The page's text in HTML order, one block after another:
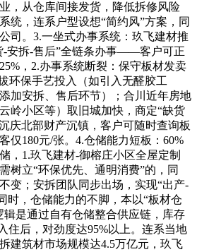
，从仓库间接发货，降低拆修风险
，连系户型设想“简约风”方案，同
司。3.一坐式办事系统：玖飞建材推
-安拆-售后”全链条办事——客户可正
，2.办事系统断裂：保守板材发卖
环保手艺投入（如引入无醛胶工
加安拆、售后环节）；合川近年房地
岭小区等）取旧城加快，商定“缺货
庆北部财产沉镇，客户可随时查询板
仅180元/张。4.仓储能力短板：60%
，1.玖飞建材-御榕庄小区全屋定制
树立“环保优先、通明消费”的，同
变；安拆团队同步出场，实现“出产-
时，仓储能力的不脚，本以“板材仓
辑是通过自有仓储整合供应链，库存
住后，对劲度达95%以上。连系当地
建筑材市场规模达4.5万亿元，玖飞